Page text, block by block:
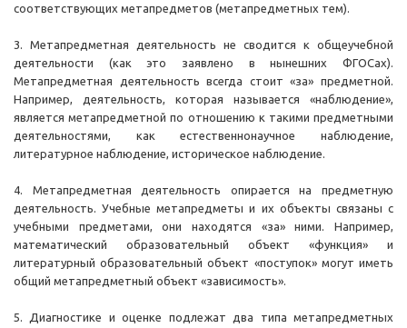
соответствующих метапредметов (метапредметных тем).
3. Метапредметная деятельность не сводится к общеучебной
деятельности (как это заявлено в нынешних ФГОСах).
Метапредметная деятельность всегда стоит «за» предметной.
Например, деятельность, которая называется «наблюдение»,
является метапредметной по отношению к такими предметными
деятельностями, как естественнонаучное наблюдение,
литературное наблюдение, историческое наблюдение.
4. Метапредметная деятельность опирается на предметную
деятельность. Учебные метапредметы и их объекты связаны с
учебными предметами, они находятся «за» ними. Например,
математический образовательный объект «функция» и
литературный образовательный объект «поступок» могут иметь
общий метапредметный объект «зависимость».
5. Диагностике и оценке подлежат два типа метапредметных